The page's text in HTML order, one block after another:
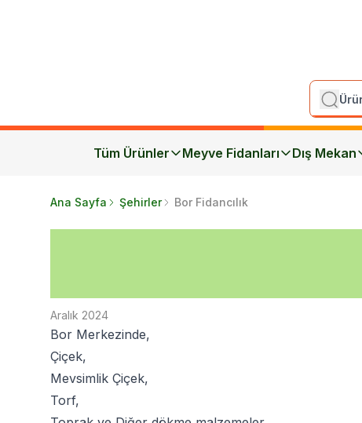
Tüm Ürünler Meyve Fidanları Dış Mekan
Ana Sayfa Şehirler Bor Fidancılık
Aralık 2024
Bor Merkezinde,
Çiçek,
Mevsimlik Çiçek,
Torf,